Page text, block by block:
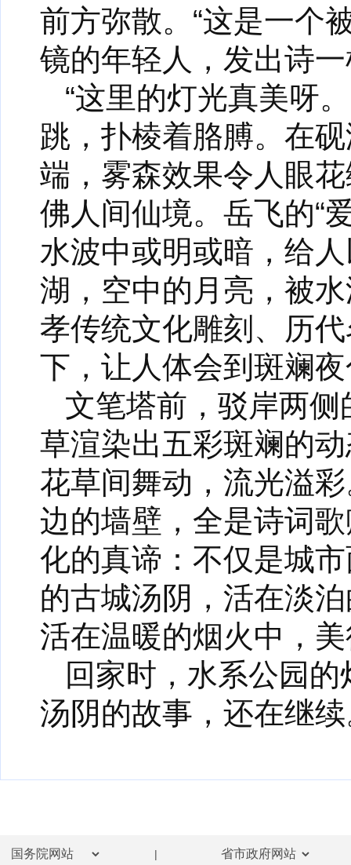
前方弥散。“这是一个
镜的年轻人，发出诗
“这里的灯光真美呀
跳，扑棱着胳膊。在
端，雾森效果令人眼
佛人间仙境。岳飞的“
水波中或明或暗，给
湖，空中的月亮，被
孝传统文化雕刻、历
下，让人体会到斑斓
文笔塔前，驳岸两
草渲染出五彩斑斓的
花草间舞动，流光溢
边的墙壁，全是诗词
化的真谛：不仅是城
的古城汤阴，活在淡
活在温暖的烟火中，
回家时，水系公园
汤阴的故事，还在继
|